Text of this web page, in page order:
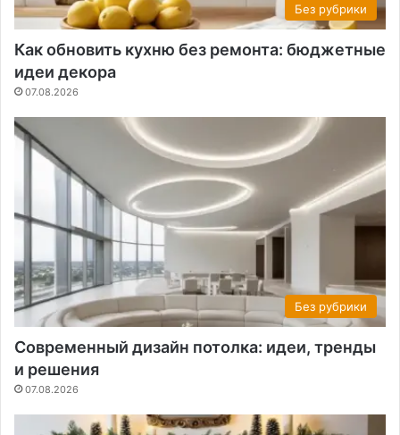
Без рубрики
Как обновить кухню без ремонта: бюджетные
идеи декора
07.08.2026
Без рубрики
Современный дизайн потолка: идеи, тренды
и решения
07.08.2026